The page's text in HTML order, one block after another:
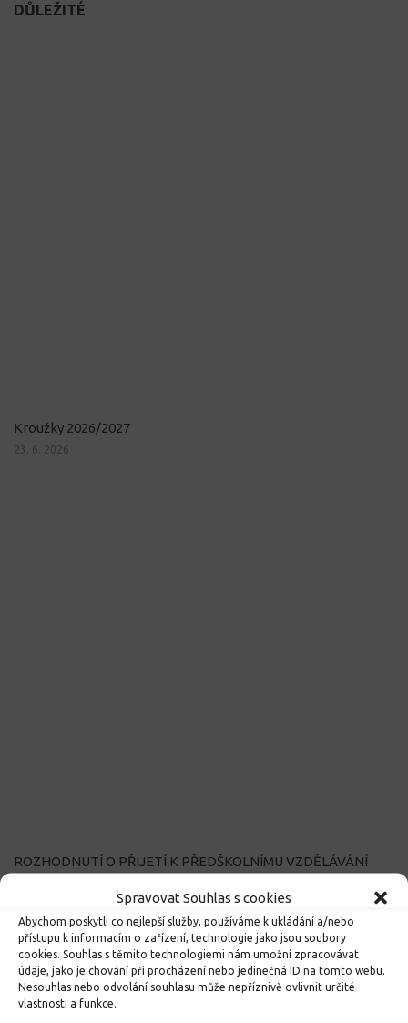
Spravovat Souhlas s cookies
Abychom poskytli co nejlepší služby, používáme k ukládání a/nebo
přístupu k informacím o zařízení, technologie jako jsou soubory
cookies. Souhlas s těmito technologiemi nám umožní zpracovávat
údaje, jako je chování při procházení nebo jedinečná ID na tomto webu.
Nesouhlas nebo odvolání souhlasu může nepříznivě ovlivnit určité
vlastnosti a funkce.
DŮLEŽITÉ
Kroužky 2026/2027
23. 6. 2026
ROZHODNUTÍ O PŘIJETÍ K PŘEDŠKOLNÍMU VZDĚLÁVÁNÍ